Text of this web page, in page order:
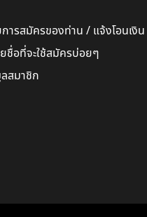
ารสมัครของท่าน / แจ้งโอนเงิน
ชื่อที่จะใช้สมัครบ่อยๆ
สมาชิก